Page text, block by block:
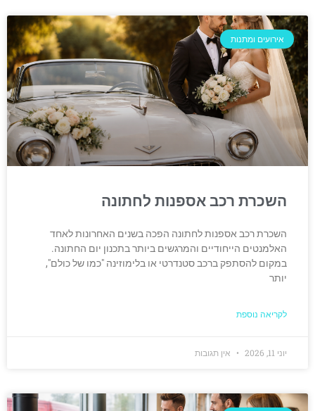
אירועים ומתנות
השכרת רכב אספנות לחתונה
השכרת רכב אספנות לחתונה הפכה בשנים האחרונות לאחד
האלמנטים הייחודיים והמרגשים ביותר בתכנון יום החתונה.
במקום להסתפק ברכב סטנדרטי או בלימוזינה "כמו של כולם",
יותר
לקריאה נוספת
יוני 11, 2026 אין תגובות